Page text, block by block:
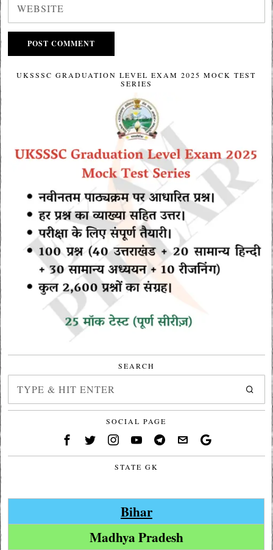
UKSSSC GRADUATION LEVEL EXAM 2025 MOCK TEST
SERIES
SEARCH
SOCIAL PAGE
STATE GK
Bihar
Madhya Pradesh